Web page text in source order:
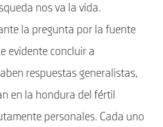
nos va la vida.
la pregunta por la fuente
evidente concluir a
respuestas generalistas,
en la hondura del fértil
personales. Cada uno